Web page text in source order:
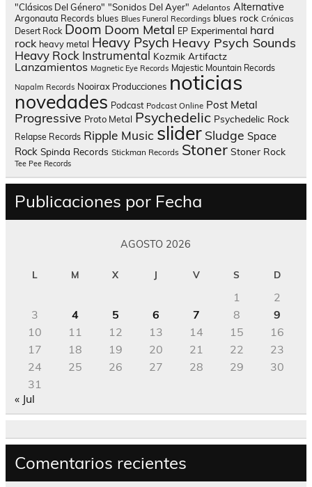
"Clásicos Del Género" "Sonidos Del Ayer" Adelantos Alternative
Argonauta Records blues Blues Funeral Recordings blues rock Crónicas
Desert Rock Doom Doom Metal EP Experimental hard
rock heavy metal Heavy Psych Heavy Psych Sounds
Heavy Rock Instrumental Kozmik Artifactz
Lanzamientos Magnetic Eye Records Majestic Mountain Records
Napalm Records Nooirax Producciones noticias
novedades Podcast Podcast Online Post Metal
Progressive Proto Metal Psychedelic Psychedelic Rock
Relapse Records Ripple Music slider Sludge Space
Rock Spinda Records Stickman Records Stoner Stoner Rock
Tee Pee Records
Publicaciones por Fecha
AGOSTO 2026
L M X J V S D
1
2
3
4 5 6 7 8
9
10
11 12 13 14 15
16
17
18 19 20 21 22
23
24
25 26 27 28 29
30
31
« Jul
Comentarios recientes